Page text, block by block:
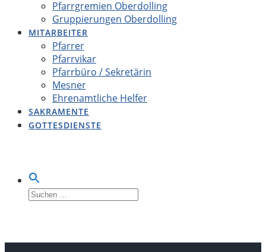
Pfarrgremien Oberdolling
Gruppierungen Oberdolling
MITARBEITER
Pfarrer
Pfarrvikar
Pfarrbüro / Sekretärin
Mesner
Ehrenamtliche Helfer
SAKRAMENTE
GOTTESDIENSTE
Suche